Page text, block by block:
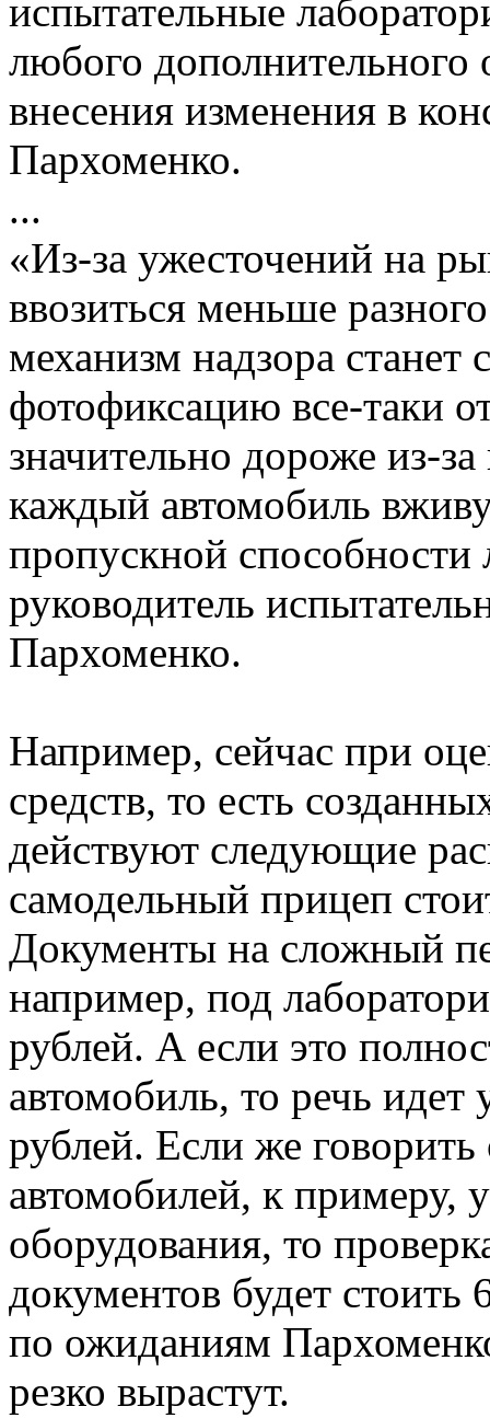
испытательные
любого дополнительного
внесения изменения в
Пархоменко.
...
«Из-за ужесточений на
ввозиться меньше
механизм надзора
фотофиксацию все-таки
значительно дороже из-
каждый автомобиль
пропускной
руководитель
Пархоменко.
Например, сейчас при
средств, то есть
действуют следующие
самодельный прицеп
Документы на сложный
например, под
рублей. А если это
автомобиль, то речь
рублей. Если же
автомобилей, к примеру,
оборудования, то
документов будет
по ожиданиям
резко вырастут.